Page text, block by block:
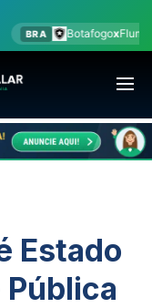
08/08 20:00 BRA
Estado